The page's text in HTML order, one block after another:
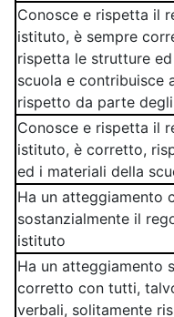
Conosce e rispetta il
istituto, è sempre
rispetta le strutture
scuola e contribuisce
rispetto da parte
Conosce e rispetta il
istituto, è corretto,
ed i materiali della
Ha un atteggiamento
sostanzialmente il
istituto
Ha un atteggiamento
corretto con tutti,
verbali, solitamente